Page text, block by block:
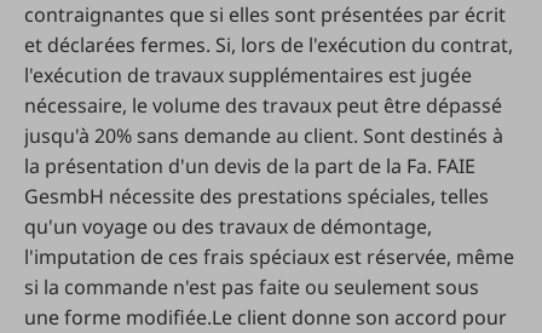
contraignantes que si elles sont présentées par écrit
et déclarées fermes. Si, lors de l'exécution du contrat,
l'exécution de travaux supplémentaires est jugée
nécessaire, le volume des travaux peut être dépassé
jusqu'à 20% sans demande au client. Sont destinés à
la présentation d'un devis de la part de la Fa. FAIE
GesmbH nécessite des prestations spéciales, telles
qu'un voyage ou des travaux de démontage,
l'imputation de ces frais spéciaux est réservée, même
si la commande n'est pas faite ou seulement sous
une forme modifiée.Le client donne son accord pour